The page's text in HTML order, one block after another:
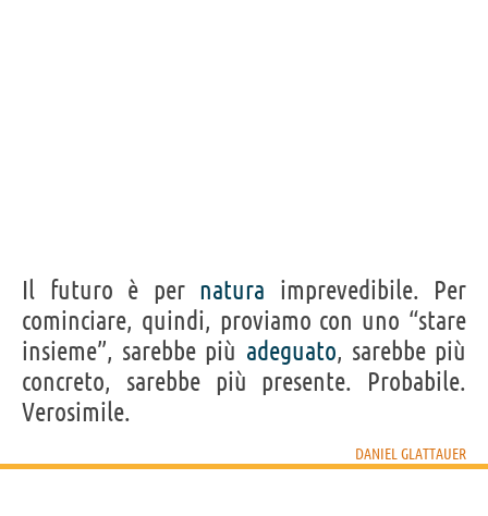
Il futuro è per natura imprevedibile. Per
cominciare, quindi, proviamo con uno “stare
insieme”, sarebbe più adeguato, sarebbe più
concreto, sarebbe più presente. Probabile.
Verosimile.
DANIEL GLATTAUER